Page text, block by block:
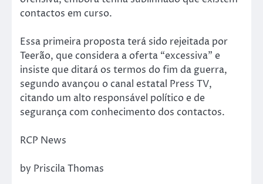
contactos em curso.
Essa primeira proposta terá sido rejeitada por
Teerão, que considera a oferta “excessiva” e
insiste que ditará os termos do fim da guerra,
segundo avançou o canal estatal Press TV,
citando um alto responsável político e de
segurança com conhecimento dos contactos.
RCP News
by Priscila Thomas